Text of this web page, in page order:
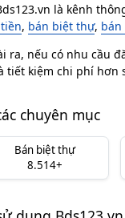
là kênh
, bán biệt thự, bán
nếu có nhu cầu
kiệm chi phí hơn
chuyên mục
Bán biệt thự
8.514+